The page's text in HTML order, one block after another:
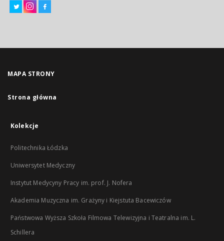
MAPA STRONY
Strona główna
Kolekcje
Politechnika Łódzka
Uniwersytet Medyczny
Instytut Medycyny Pracy im. prof. J. Nofera
Akademia Muzyczna im. Grażyny i Kiejstuta Bacewiczów
Państwowa Wyższa Szkoła Filmowa Telewizyjna i Teatralna im. L.
Schillera